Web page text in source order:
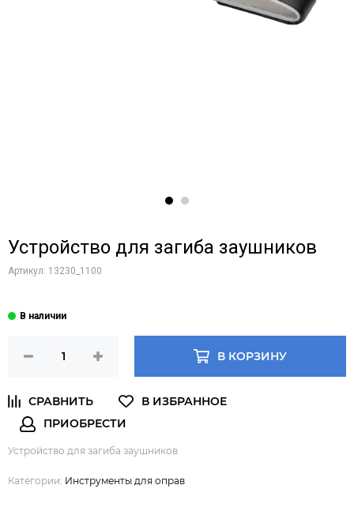
Устройство для загиба заушников
Артикул: 13230_1100
В КОРЗИНУ
Устройство для загиба заушников
Категории: Инструменты для оправ